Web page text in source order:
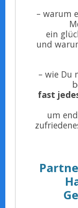
– warum
ein
und
– wie Du
fast
um